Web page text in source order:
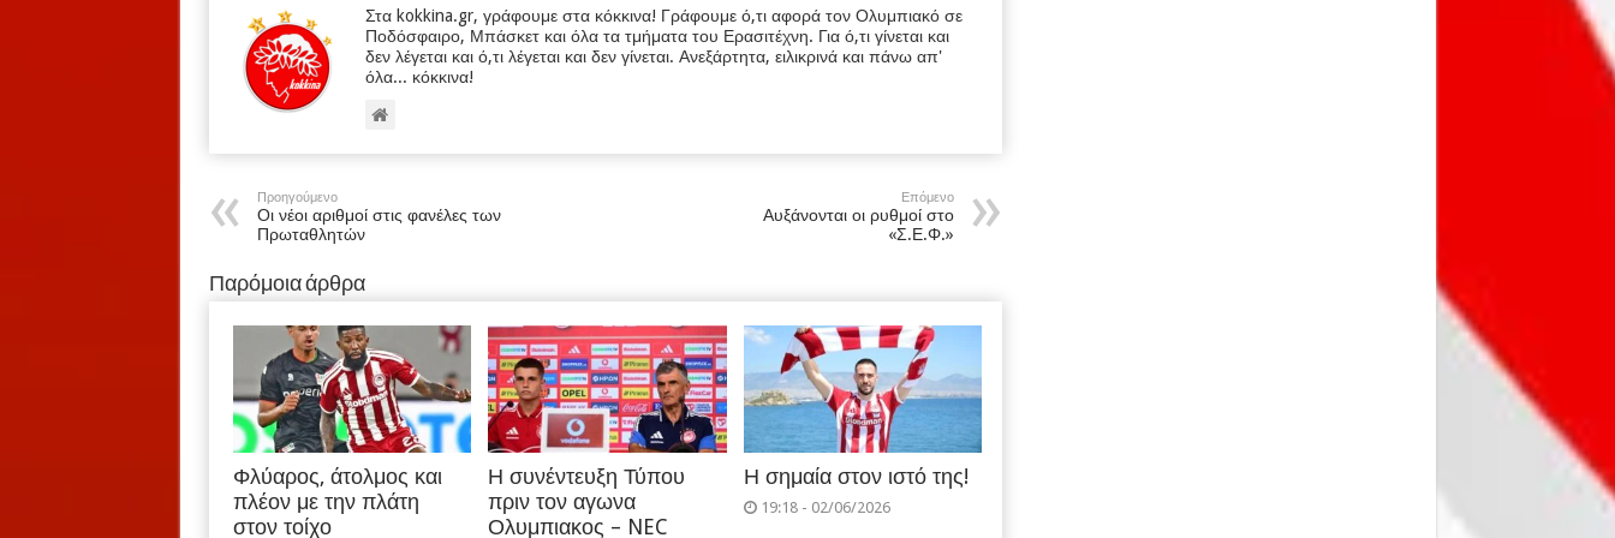
Στα kokkina.gr, γράφουμε στα κόκκινα! Γράφουμε ό,τι αφορά τον Ολυμπιακό σε
Ποδόσφαιρο, Μπάσκετ και όλα τα τμήματα του Ερασιτέχνη. Για ό,τι γίνεται και
δεν λέγεται και ό,τι λέγεται και δεν γίνεται. Ανεξάρτητα, ειλικρινά και πάνω απ'
όλα... κόκκινα!
Προηγούμενο
Οι νέοι αριθμοί στις φανέλες των
Πρωταθλητών
Επόμενο
Αυξάνονται οι ρυθμοί στο
«Σ.Ε.Φ.»
Παρόμοια άρθρα
Φλύαρος, άτολμος και
πλέον με την πλάτη
στον τοίχο
Η συνέντευξη Τύπου
πριν τον αγωνα
Ολυμπιακος – NEC
Η σημαία στον ιστό της!
19:18 - 02/06/2026